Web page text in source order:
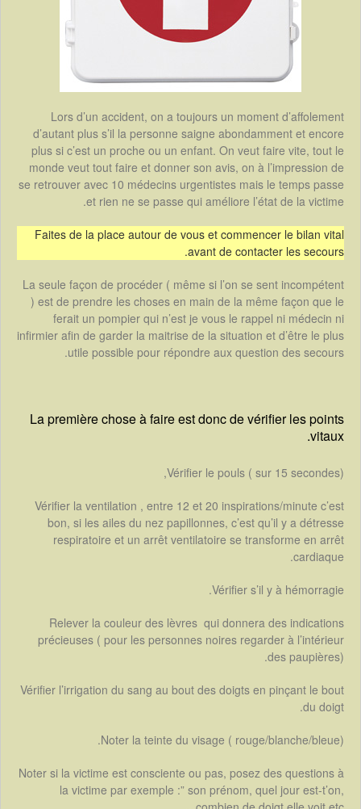
Lors d’un accident, on a toujours un moment d’affolement
d’autant plus s’il la personne saigne abondamment et encore
plus si c’est un proche ou un enfant. On veut faire vite, tout le
monde veut tout faire et donner son avis, on à l’impression de
se retrouver avec 10 médecins urgentistes mais le temps passe
et rien ne se passe qui améliore l’état de la victime.
Faites de la place autour de vous et commencer le bilan vital
avant de contacter les secours.
La seule façon de procéder ( même si l’on se sent incompétent
) est de prendre les choses en main de la même façon que le
ferait un pompier qui n’est je vous le rappel ni médecin ni
infirmier afin de garder la maitrise de la situation et d’être le plus
utile possible pour répondre aux question des secours.
La première chose à faire est donc de vérifier les points
vitaux.
Vérifier le pouls ( sur 15 secondes),
Vérifier la ventilation , entre 12 et 20 inspirations/minute c’est
bon, si les ailes du nez papillonnes, c’est qu’il y a détresse
respiratoire et un arrêt ventilatoire se transforme en arrêt
cardiaque.
Vérifier s’il y à hémorragie.
Relever la couleur des lèvres qui donnera des indications
précieuses ( pour les personnes noires regarder à l’intérieur
des paupières).
Vérifier l’irrigation du sang au bout des doigts en pinçant le bout
du doigt.
Noter la teinte du visage ( rouge/blanche/bleue).
Noter si la victime est consciente ou pas, posez des questions à
la victime par exemple :” son prénom, quel jour est-t’on,